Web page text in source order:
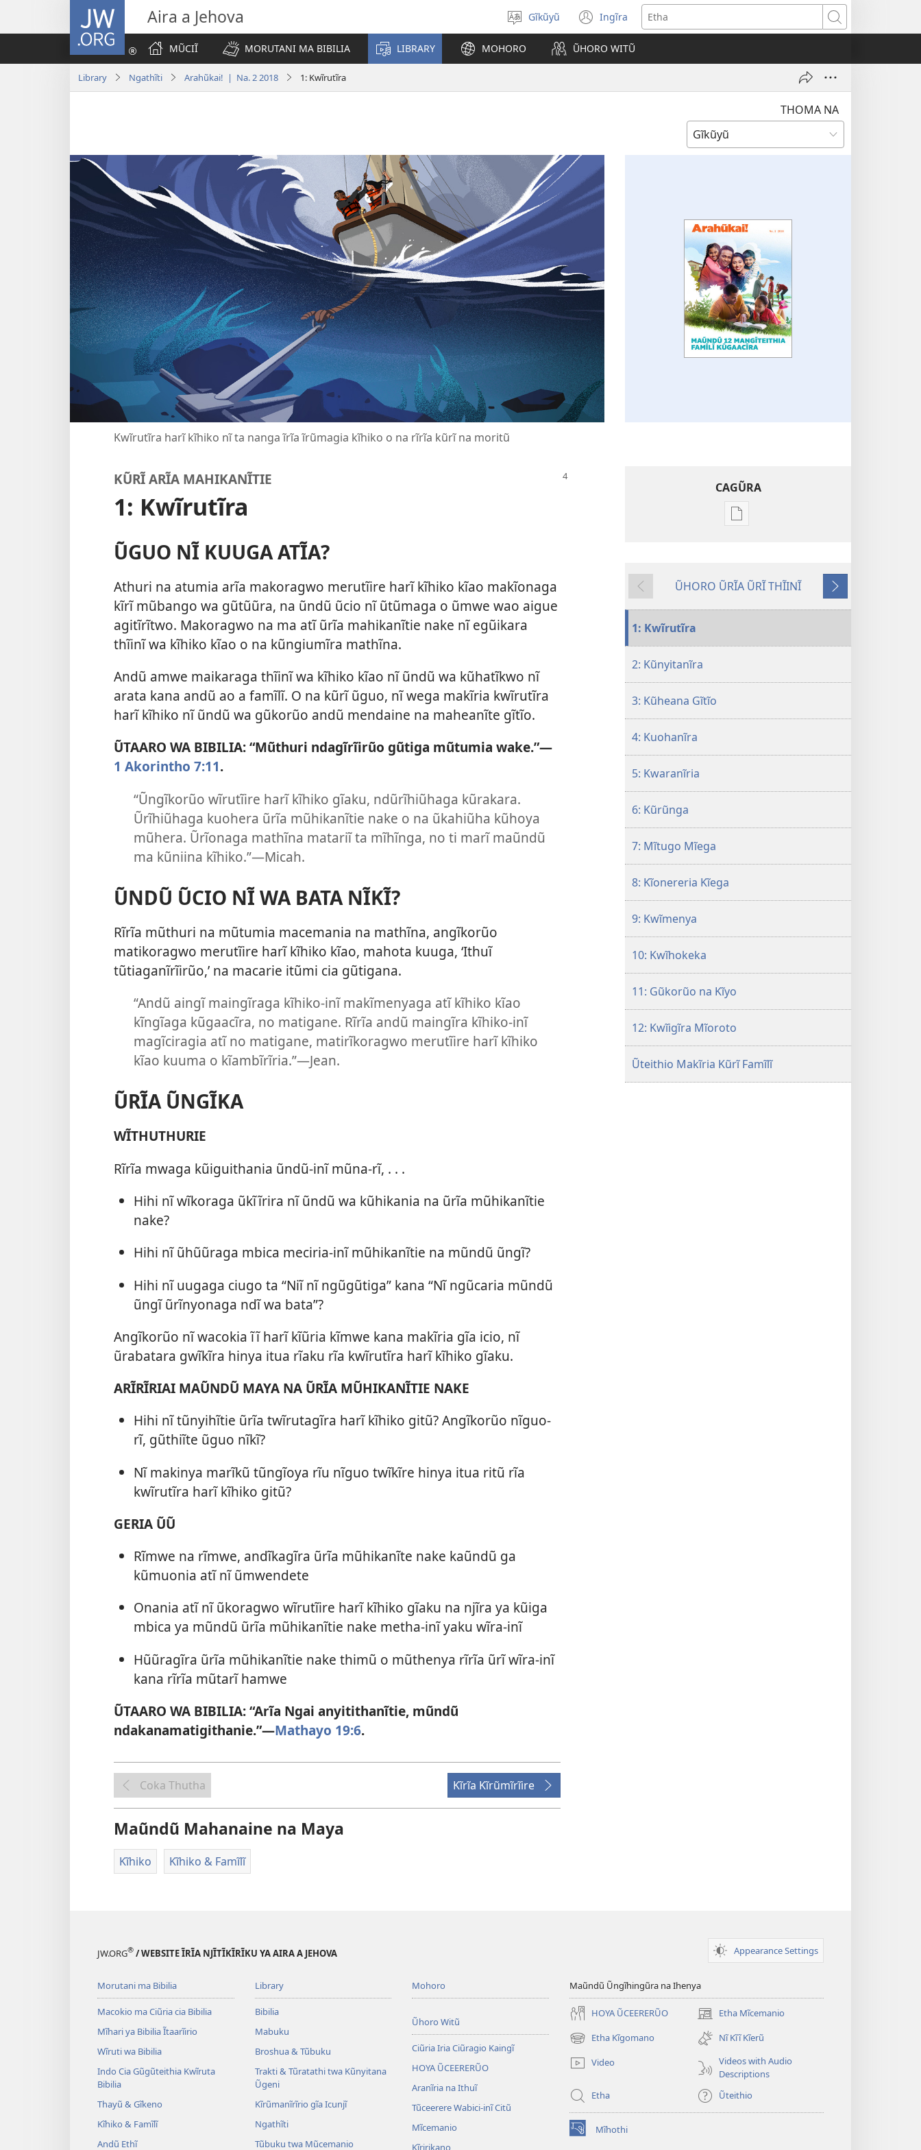
JW.ORG Aira a Jehova
Thuura
rũthiomi
Gĩkũyũ Ingĩra
(opens
new
window)
Etha
MŨCIĨ
MORUTANI MA BIBILIA LIBRARY MOHORO ŨHORO WITŨ
Library Ngathĩti Arahũkai! | Na. 2 2018 1: Kwĩrutĩra
THOMA NA
Kwĩrutĩra harĩ kĩhiko nĩ ta nanga ĩrĩa ĩrũmagia kĩhiko o na rĩrĩa kũrĩ na moritũ
KŨRĨ ARĨA MAHIKANĨTIE
1: Kwĩrutĩra
ŨGUO NĨ KUUGA ATĨA?
Athuri na atumia arĩa makoragwo merutĩire harĩ kĩhiko kĩao makĩonaga
kĩrĩ mũbango wa gũtũũra, na ũndũ ũcio nĩ ũtũmaga o ũmwe wao aigue
agitĩrĩtwo. Makoragwo na ma atĩ ũrĩa mahikanĩtie nake nĩ egũikara
thĩinĩ wa kĩhiko kĩao o na kũngiumĩra mathĩna.
Andũ amwe maikaraga thĩinĩ wa kĩhiko kĩao nĩ ũndũ wa kũhatĩkwo nĩ
arata kana andũ ao a famĩlĩ. O na kũrĩ ũguo, nĩ wega makĩria kwĩrutĩra
harĩ kĩhiko nĩ ũndũ wa gũkorũo andũ mendaine na maheanĩte gĩtĩo.
ŨTAARO WA BIBILIA: “Mũthuri ndagĩrĩirũo gũtiga mũtumia wake.”​—
1 Akorintho 7:11.
“Ũngĩkorũo wĩrutĩire harĩ kĩhiko gĩaku, ndũrĩhiũhaga kũrakara.
Ũrĩhiũhaga kuohera ũrĩa mũhikanĩtie nake o na ũkahiũha kũhoya
mũhera. Ũrĩonaga mathĩna matariĩ ta mĩhĩnga, no ti marĩ maũndũ
ma kũniina kĩhiko.”​—Micah.
ŨNDŨ ŨCIO NĨ WA BATA NĨKĨ?
Rĩrĩa mũthuri na mũtumia macemania na mathĩna, angĩkorũo
matikoragwo merutĩire harĩ kĩhiko kĩao, mahota kuuga, ‘Ithuĩ
tũtiaganĩrĩirũo,’ na macarie itũmi cia gũtigana.
“Andũ aingĩ maingĩraga kĩhiko-inĩ makĩmenyaga atĩ kĩhiko kĩao
kĩngĩaga kũgaacĩra, no matigane. Rĩrĩa andũ maingĩra kĩhiko-inĩ
magĩciragia atĩ no matigane, matirĩkoragwo merutĩire harĩ kĩhiko
kĩao kuuma o kĩambĩrĩria.”​—Jean.
ŨRĨA ŨNGĨKA
WĨTHUTHURIE
Rĩrĩa mwaga kũiguithania ũndũ-inĩ mũna-rĩ, . . .
Hihi nĩ wĩkoraga ũkĩĩrira nĩ ũndũ wa kũhikania na ũrĩa mũhikanĩtie
nake?
Hihi nĩ ũhũũraga mbica meciria-inĩ mũhikanĩtie na mũndũ ũngĩ?
Hihi nĩ uugaga ciugo ta “Niĩ nĩ ngũgũtiga” kana “Nĩ ngũcaria mũndũ
ũngĩ ũrĩnyonaga ndĩ wa bata”?
Angĩkorũo nĩ wacokia ĩĩ harĩ kĩũria kĩmwe kana makĩria gĩa icio, nĩ
ũrabatara gwĩkĩra hinya itua rĩaku rĩa kwĩrutĩra harĩ kĩhiko gĩaku.
ARĨRĨRIAI MAŨNDŨ MAYA NA ŨRĨA MŨHIKANĨTIE NAKE
Hihi nĩ tũnyihĩtie ũrĩa twĩrutagĩra harĩ kĩhiko gitũ? Angĩkorũo nĩguo-
rĩ, gũthiĩte ũguo nĩkĩ?
Nĩ makinya marĩkũ tũngĩoya rĩu nĩguo twĩkĩre hinya itua ritũ rĩa
kwĩrutĩra harĩ kĩhiko gitũ?
GERIA ŨŨ
Rĩmwe na rĩmwe, andĩkagĩra ũrĩa mũhikanĩte nake kaũndũ ga
kũmuonia atĩ nĩ ũmwendete
Onania atĩ nĩ ũkoragwo wĩrutĩire harĩ kĩhiko gĩaku na njĩra ya kũiga
mbica ya mũndũ ũrĩa mũhikanĩtie nake metha-inĩ yaku wĩra-inĩ
Hũũragĩra ũrĩa mũhikanĩtie nake thimũ o mũthenya rĩrĩa ũrĩ wĩra-inĩ
kana rĩrĩa mũtarĩ hamwe
ŨTAARO WA BIBILIA: “Arĩa Ngai anyitithanĩtie, mũndũ
ndakanamatigithanie.”​—Mathayo 19:6.
Coka Thutha Kĩrĩa Kĩrũmĩrĩire
Maũndũ Mahanaine na Maya
Kĩhiko Kĩhiko & Famĩlĩ
CAGŨRA
Mabuku
Maũndũ
Coka
Thutha
ŨHORO ŨRĨA ŨRĨ THĨINĨ
Kĩrĩa
Kĩrũmĩrĩire
1: Kwĩrutĩra
2: Kũnyitanĩra
3: Kũheana Gĩtĩo
4: Kuohanĩra
5: Kwaranĩria
6: Kũrũnga
7: Mĩtugo Mĩega
8: Kĩonereria Kĩega
9: Kwĩmenya
10: Kwĩhokeka
11: Gũkorũo na Kĩyo
12: Kwĩigĩra Mĩoroto
Ũteithio Makĩria Kũrĩ Famĩlĩ
JW.ORG® / WEBSITE ĨRĨA NJĨTĨKĨRĨKU YA AIRA A JEHOVA Appearance Settings
Morutani ma Bibilia
Macokio ma Ciũria cia Bibilia
Mĩhari ya Bibilia Ĩtaarĩirio
Wĩruti wa Bibilia
Indo Cia Gũgũteithia Kwĩruta
Bibilia
Thayũ & Gĩkeno
Kĩhiko & Famĩlĩ
Andũ Ethĩ
Library
Bibilia
Mabuku
Broshua & Tũbuku
Trakti & Tũratathi twa Kũnyitana
Ũgeni
Kĩrũmanĩrĩrio gĩa Icunjĩ
Ngathĩti
Tũbuku twa Mũcemanio
Mohoro
Ũhoro Witũ
Ciũria Iria Ciũragio Kaingĩ
HOYA ŨCEERERŨO
Aranĩria na Ithuĩ
Tũceerere Wabici-inĩ Citũ
Mĩcemanio
Kĩririkano
Maũndũ Ũngĩhingũra na Ihenya
HOYA ŨCEERERŨO Etha Mĩcemanio
(opens
new
window)
Etha Kĩgomano
(opens
new
window)
Nĩ Kĩĩ Kĩerũ
Video
Videos with Audio
Descriptions
Etha
Ũteithio
Mĩhothi
(opens